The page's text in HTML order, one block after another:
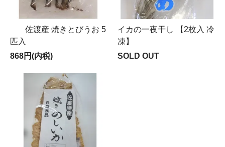
佐渡産 焼きとびうお 5
匹入
868円(内税)
イカの一夜干し 【2枚入 冷
凍】
SOLD OUT